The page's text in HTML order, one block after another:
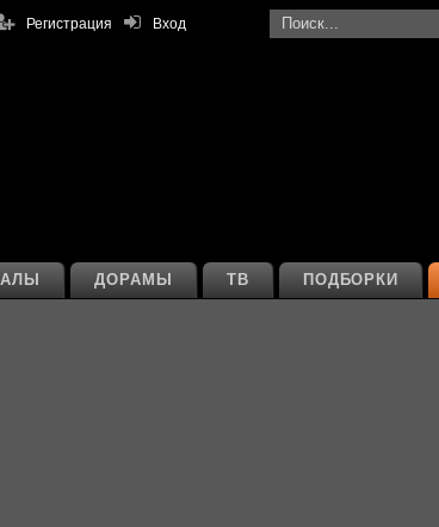
Вход
Регистрация
ПОДБОРКИ
ТВ
ДОРАМЫ